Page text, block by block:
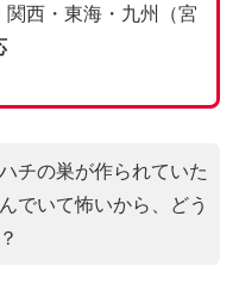
関西・東海・九州（宮
チの巣が作られていた
でいて怖いから、どう